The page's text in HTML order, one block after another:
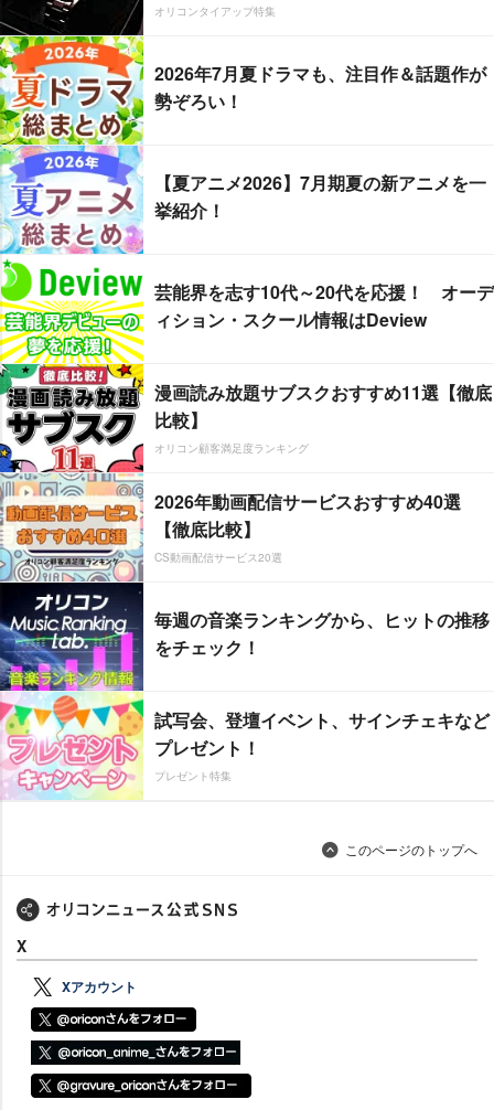
オリコンタイアップ特集
2026年7月夏ドラマも、注目作＆話題作が
勢ぞろい！
【夏アニメ2026】7月期夏の新アニメを一
挙紹介！
芸能界を志す10代～20代を応援！ オーデ
ィション・スクール情報はDeview
漫画読み放題サブスクおすすめ11選【徹底
比較】
オリコン顧客満足度ランキング
2026年動画配信サービスおすすめ40選
【徹底比較】
CS動画配信サービス20選
毎週の音楽ランキングから、ヒットの推移
をチェック！
試写会、登壇イベント、サインチェキなど
プレゼント！
プレゼント特集
このページのトップへ
X
Xアカウント